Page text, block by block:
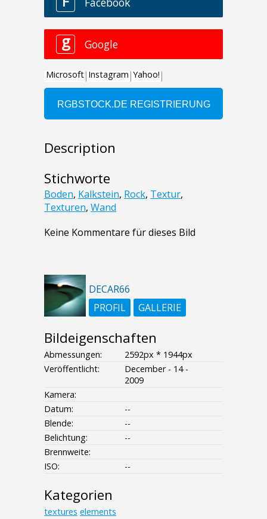
Description
Stichworte
Boden, Kalkstein, Rock, Textur,
Texturen, Wand
Keine Kommentare für dieses Bild
DECAR66
PROFIL
GALLERIE
Bildeigenschaften
Abmessungen:
2592px * 1944px
Veröffentlicht:
December - 14 -
2009
Kamera:
Datum:
--
Blende:
--
Belichtung:
--
Brennweite:
ISO:
--
Kategorien
textures elements